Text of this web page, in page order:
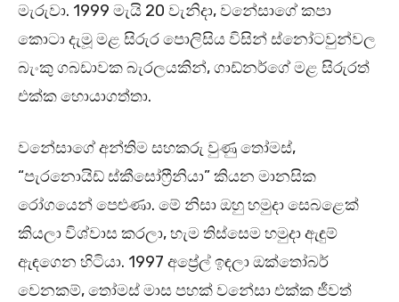
මැරුවා. 1999 මැයි 20 වැනිදා, වනේසාගේ කපා
කොටා දැමූ මළ සිරුර පොලිසිය විසින් ස්නෝටවුන්වල
බැංකු ගබඩාවක බැරලයකින්, ගාඩ්නර්ගේ මළ සිරුරත්
එක්ක හොයාගත්තා.
වනේසාගේ අන්තිම සහකරු වුණු තෝමස්,
“පැරනොයිඩ් ස්කීසෝෆ්‍රීනියා” කියන මානසික
රෝගයෙන් පෙළුණා. මේ නිසා ඔහු හමුදා සෙබළෙක්
කියලා විශ්වාස කරලා, හැම තිස්සෙම හමුදා ඇඳුම්
ඇඳගෙන හිටියා. 1997 අප්‍රේල් ඉඳලා ඔක්තෝබර්
වෙනකම්, තෝමස් මාස පහක් වනේසා එක්ක ජීවත්